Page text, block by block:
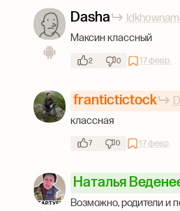
Dasha
Максин классный
2 0 17 февр.
frantictictock
классная
7 0 17 февр.
Наталья
Возможно, родители и